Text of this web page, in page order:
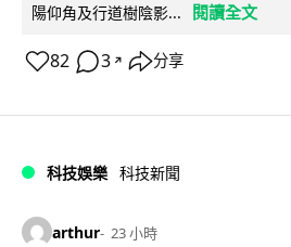
陽仰角及行道樹陰影...
閱讀全文
82 3 ↗ 分享
科技娛樂 科技新聞
arthur 23 小時